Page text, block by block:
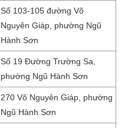
Số 103-105 đường Võ
Nguyên Giáp, phường Ngũ
Hành Sơn
Số 19 Đường Trường Sa,
phường Ngũ Hành Sơn
270 Võ Nguyên Giáp, phường
Ngũ Hành Sơn